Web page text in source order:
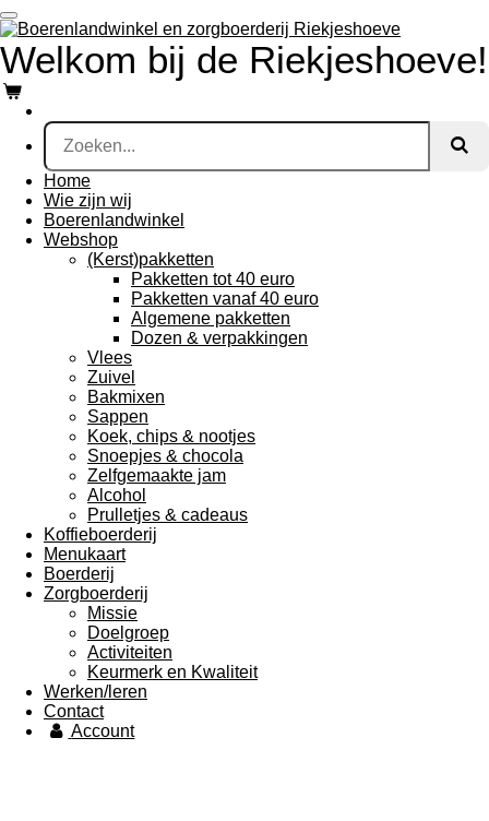
Ga
direct
naar
de
hoofdinhoud
Welkom bij de Riekjeshoeve!
Home
Wie zijn wij
Boerenlandwinkel
Webshop
(Kerst)pakketten
Pakketten tot 40 euro
Pakketten vanaf 40 euro
Algemene pakketten
Dozen & verpakkingen
Vlees
Zuivel
Bakmixen
Sappen
Koek, chips & nootjes
Snoepjes & chocola
Zelfgemaakte jam
Alcohol
Prulletjes & cadeaus
Koffieboerderij
Menukaart
Boerderij
Zorgboerderij
Missie
Doelgroep
Activiteiten
Keurmerk en Kwaliteit
Werken/leren
Contact
Account